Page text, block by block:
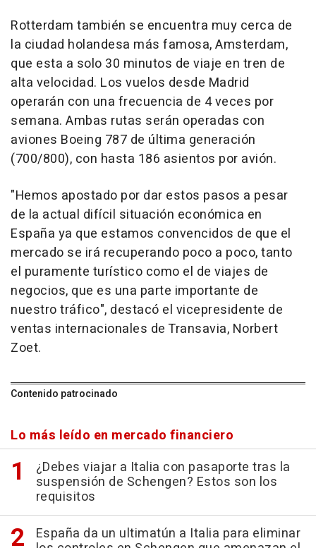
Rotterdam también se encuentra muy cerca de
la ciudad holandesa más famosa, Amsterdam,
que esta a solo 30 minutos de viaje en tren de
alta velocidad. Los vuelos desde Madrid
operarán con una frecuencia de 4 veces por
semana. Ambas rutas serán operadas con
aviones Boeing 787 de última generación
(700/800), con hasta 186 asientos por avión.
"Hemos apostado por dar estos pasos a pesar
de la actual difícil situación económica en
España ya que estamos convencidos de que el
mercado se irá recuperando poco a poco, tanto
el puramente turístico como el de viajes de
negocios, que es una parte importante de
nuestro tráfico", destacó el vicepresidente de
ventas internacionales de Transavia, Norbert
Zoet.
Contenido patrocinado
Lo más leído en mercado financiero
¿Debes viajar a Italia con pasaporte tras la
suspensión de Schengen? Estos son los
requisitos
España da un ultimatún a Italia para eliminar